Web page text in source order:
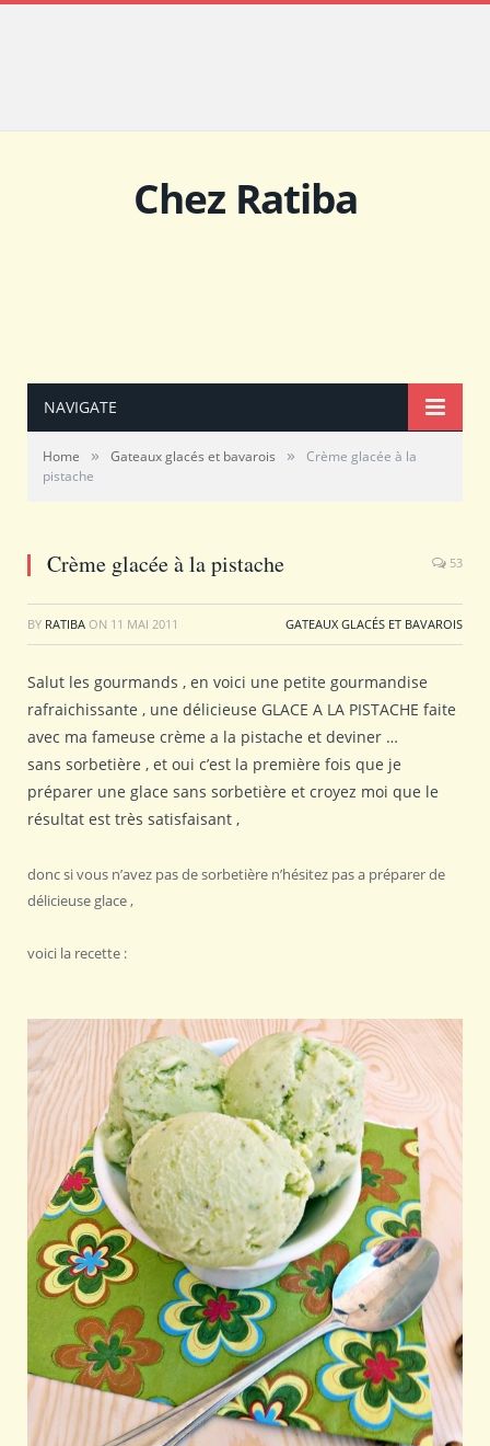
Chez Ratiba
NAVIGATE
Home » Gateaux glacés et bavarois »
Crème glacée à la
pistache
Crème glacée à la pistache 53
BY RATIBA ON 11 MAI 2011 GATEAUX GLACÉS ET BAVAROIS
Salut les gourmands , en voici une petite gourmandise
rafraichissante , une délicieuse GLACE A LA PISTACHE faite
avec ma fameuse crème a la pistache et deviner …
sans sorbetière , et oui c’est la première fois que je
préparer une glace sans sorbetière et croyez moi que le
résultat est très satisfaisant ,
donc si vous n’avez pas de sorbetière n’hésitez pas a préparer de
délicieuse glace ,
voici la recette :